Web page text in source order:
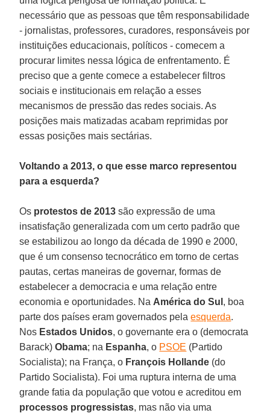
necessário que as pessoas que têm responsabilidade
- jornalistas, professores, curadores, responsáveis por
instituições educacionais, políticos - comecem a
procurar limites nessa lógica de enfrentamento. É
preciso que a gente comece a estabelecer filtros
sociais e institucionais em relação a esses
mecanismos de pressão das redes sociais. As
posições mais matizadas acabam reprimidas por
essas posições mais sectárias.
Voltando a 2013, o que esse marco representou
para a esquerda?
Os protestos de 2013 são expressão de uma
insatisfação generalizada com um certo padrão que
se estabilizou ao longo da década de 1990 e 2000,
que é um consenso tecnocrático em torno de certas
pautas, certas maneiras de governar, formas de
estabelecer a democracia e uma relação entre
economia e oportunidades. Na América do Sul , boa
parte dos países eram governados pelaesquerda.
Nos Estados Unidos, o governante era o (democrata
Barack)Obama; na Espanha, o PSOE (Partido
Socialista); na França, o François Hollande (do
Partido Socialista). Foi uma ruptura interna de uma
grande fatia da população que votou e acreditou em
processos progressistas, mas não via uma